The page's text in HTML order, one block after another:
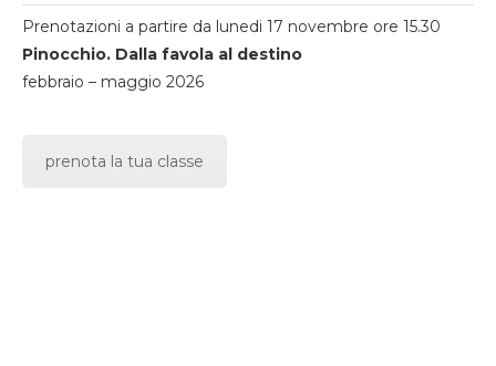
Prenotazioni a partire da lunedi 17 novembre ore 15.30
Pinocchio. Dalla favola al destino
febbraio – maggio 2026
prenota la tua classe